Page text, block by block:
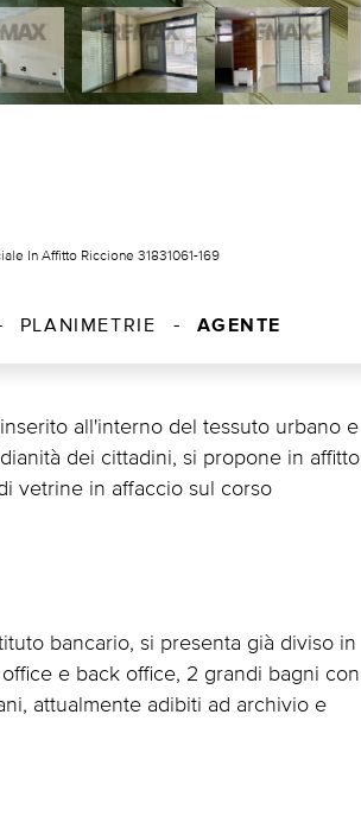
In Affitto Riccione 31831061-169
PLANIMETRIE AGENTE
all'interno del tessuto urbano e
dei cittadini, si propone in affitto
vetrine in affaccio sul corso
bancario, si presenta già diviso in
e back office, 2 grandi bagni con
attualmente adibiti ad archivio e